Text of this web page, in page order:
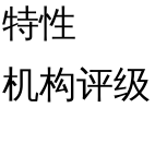
特性
机构评级